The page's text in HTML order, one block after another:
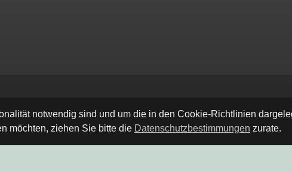
notwendig sind und um die in den Cookie-Richtlinien
möchten, ziehen Sie bitte die Datenschutzbestimmungen zurate.